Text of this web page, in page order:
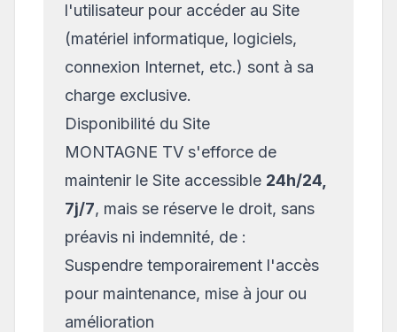
l'utilisateur pour accéder au Site
(matériel informatique, logiciels,
connexion Internet, etc.) sont à sa
charge exclusive.
Disponibilité du Site
MONTAGNE TV s'efforce de
maintenir le Site accessible 24h/24,
7j/7, mais se réserve le droit, sans
préavis ni indemnité, de :
Suspendre temporairement l'accès
pour maintenance, mise à jour ou
amélioration